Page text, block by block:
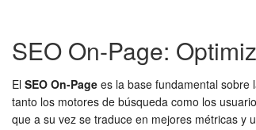
SEO On-Page:
El SEO On-Page es la base fundamental sobre
tanto los motores de búsqueda como los
que a su vez se traduce en mejores métricas y